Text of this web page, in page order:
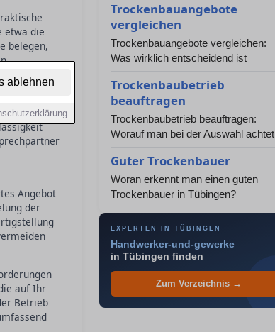
ablehnen
etwa die
belegen,
von
Angebot
der
auf Ihr
Betrieb
Trockenbauangebote
vergleichen
Trockenbauangebote vergleichen:
Was wirklich entscheidend ist
Trockenbaubetrieb
beauftragen
Trockenbaubetrieb beauftragen:
Worauf man bei der Auswahl achtet
Guter Trockenbauer
Woran erkennt man einen guten
Trockenbauer in Tübingen?
EXPERTEN IN TÜBINGEN
Handwerker-und-gewerke
in Tübingen finden
Zum Verzeichnis →